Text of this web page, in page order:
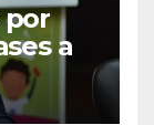
por
a